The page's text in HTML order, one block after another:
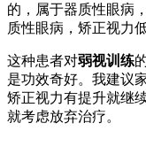
的，属于器质性眼病
质性眼病，矫正视力
这种患者对弱视训练
是功效奇好。我建议
矫正视力有提升就继
就考虑放弃治疗。